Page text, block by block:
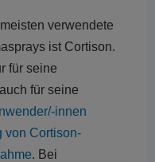
verwendete
ist Cortison.
für seine
für seine
innen
von Cortison-
. Bei